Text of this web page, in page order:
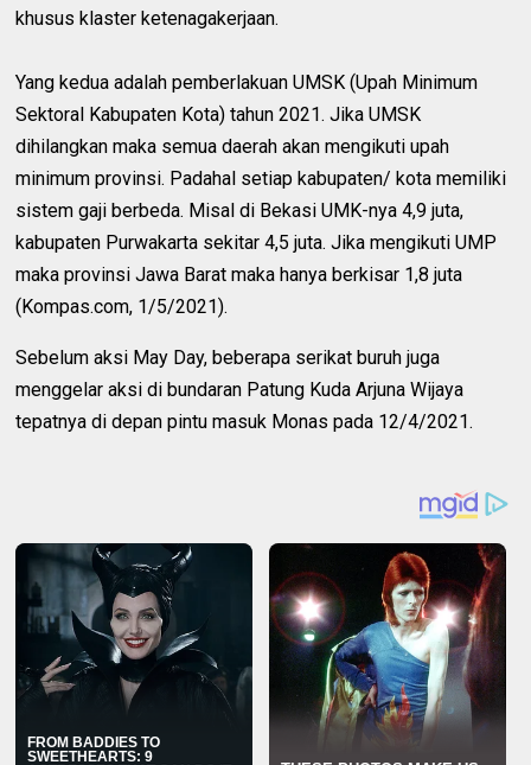
khusus klaster ketenagakerjaan.
Yang kedua adalah pemberlakuan UMSK (Upah Minimum
Sektoral Kabupaten Kota) tahun 2021. Jika UMSK
dihilangkan maka semua daerah akan mengikuti upah
minimum provinsi. Padahal setiap kabupaten/ kota memiliki
sistem gaji berbeda. Misal di Bekasi UMK-nya 4,9 juta,
kabupaten Purwakarta sekitar 4,5 juta. Jika mengikuti UMP
maka provinsi Jawa Barat maka hanya berkisar 1,8 juta
(Kompas.com, 1/5/2021).
Sebelum aksi May Day, beberapa serikat buruh juga
menggelar aksi di bundaran Patung Kuda Arjuna Wijaya
tepatnya di depan pintu masuk Monas pada 12/4/2021.